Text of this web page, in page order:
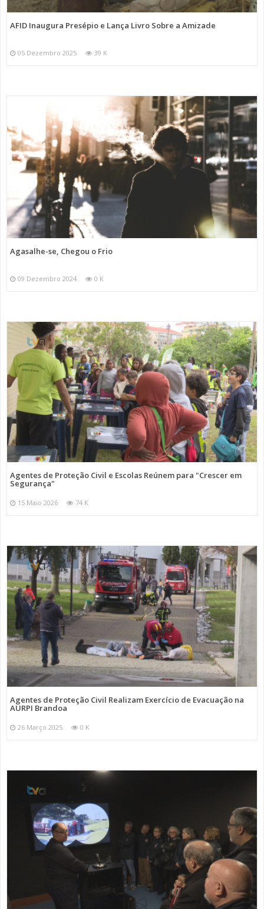
AFID Inaugura Presépio e Lança Livro Sobre a Amizade
05 Dezembro 2025 39 K
Agasalhe-se, Chegou o Frio
09 Dezembro 2024 0 K
Agentes de Proteção Civil e Escolas Reúnem para "Crescer em
Segurança"
15 Maio 2026 74 K
Agentes de Proteção Civil Realizam Exercício de Evacuação na
AURPI Brandoa
26 Março 2025 0 K